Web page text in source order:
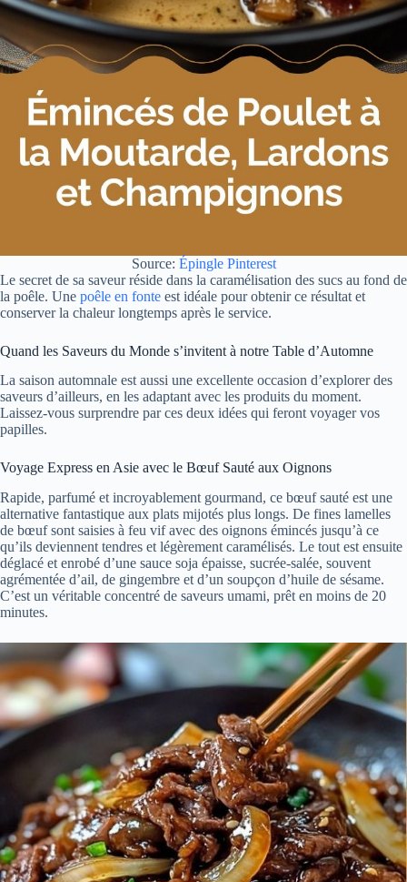
Source: Épingle Pinterest
Le secret de sa saveur réside dans la caramélisation des sucs au fond de
la poêle. Une poêle en fonte est idéale pour obtenir ce résultat et
conserver la chaleur longtemps après le service.
Quand les Saveurs du Monde s’invitent à notre Table d’Automne
La saison automnale est aussi une excellente occasion d’explorer des
saveurs d’ailleurs, en les adaptant avec les produits du moment.
Laissez-vous surprendre par ces deux idées qui feront voyager vos
papilles.
Voyage Express en Asie avec le Bœuf Sauté aux Oignons
Rapide, parfumé et incroyablement gourmand, ce bœuf sauté est une
alternative fantastique aux plats mijotés plus longs. De fines lamelles
de bœuf sont saisies à feu vif avec des oignons émincés jusqu’à ce
qu’ils deviennent tendres et légèrement caramélisés. Le tout est ensuite
déglacé et enrobé d’une sauce soja épaisse, sucrée-salée, souvent
agrémentée d’ail, de gingembre et d’un soupçon d’huile de sésame.
C’est un véritable concentré de saveurs umami, prêt en moins de 20
minutes.